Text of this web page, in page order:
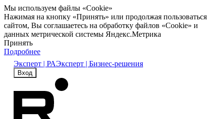
Мы используем файлы «Cookie»
Нажимая на кнопку «Принять» или продолжая пользоваться
сайтом, Вы соглашаетесь на обработку файлов «Cookie» и
данных метрической системы Яндекс.Метрика
Принять
Подробнее
Эксперт | РАЭксперт | Бизнес-решения
Вход